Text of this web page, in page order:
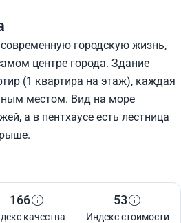
городскую жизнь,
центре города. Здание
(1 квартира на этаж), каждая
местом. Вид на море
а в пентхаусе есть лестница
166
качества
53
Индекс стоимости